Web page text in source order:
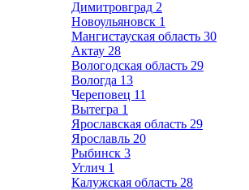
Димитровград 2
Новоульяновск 1
Мангистауская область 30
Актау 28
Вологодская область 29
Вологда 13
Череповец 11
Вытегра 1
Ярославская область 29
Ярославль 20
Рыбинск 3
Углич 1
Калужская область 28